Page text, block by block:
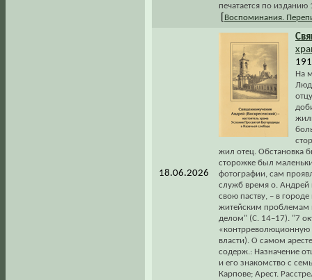
печатается по
Воспоминания.
18.06.2026
На
жил отец. Обстановка
сторожке был
фотографии, сам
служб время о. Андрей
свою паству, – в
житейским проблемам
делом" (С. 14–17). "7
«контрреволюционную
власти). О самом
содерж.: Назначение
и его знакомство с
Карпове; Арест.